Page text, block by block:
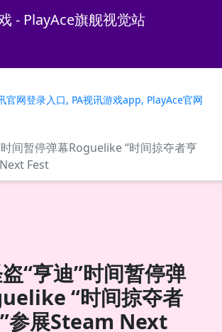
- PlayAce旗舰视觉站
官网登录入口, PA视讯游戏app, PlayAce官网
间暂停弹幕Roguelike “时间掠夺者亨
Fest
“亨迪”时间暂停弹
“时间掠夺者
参展Steam Next